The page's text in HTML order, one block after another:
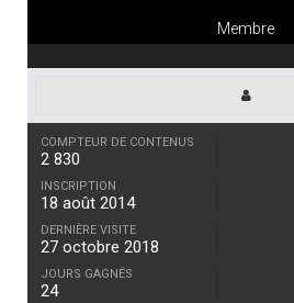
Membre
COMPTEUR DE CONTENUS
2 830
INSCRIPTION
18 août 2014
DERNIÈRE VISITE
27 octobre 2018
JOURS GAGNÉS
24